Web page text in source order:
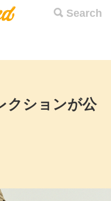
Search
クションが公